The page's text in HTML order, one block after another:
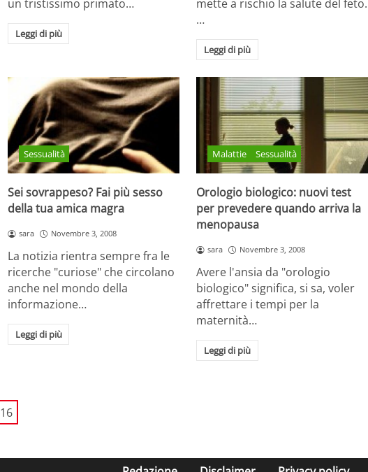
un tristissimo primato…
Leggi di più
mette a rischio la salute del feto.
…
Leggi di più
Sessualità
Sei sovrappeso? Fai più sesso
della tua amica magra
sara Novembre 3, 2008
La notizia rientra sempre fra le
ricerche "curiose" che circolano
anche nel mondo della
informazione…
Leggi di più
Malattie Sessualità
Orologio biologico: nuovi test
per prevedere quando arriva la
menopausa
sara Novembre 3, 2008
Avere l'ansia da "orologio
biologico" significa, si sa, voler
affrettare i tempi per la
maternità…
Leggi di più
16